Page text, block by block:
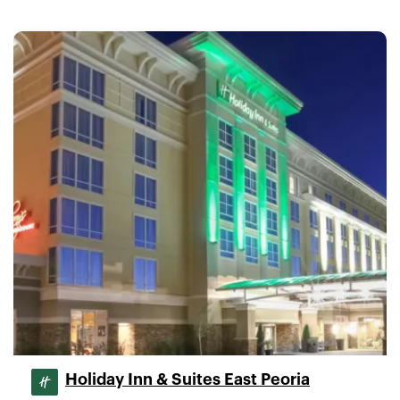
Holiday Inn & Suites East Peoria